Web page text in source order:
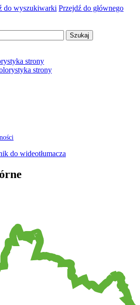
do wyszukiwarki Przejdź do głównego
do wideotłumacza